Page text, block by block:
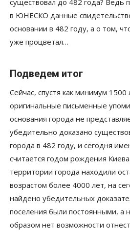
существовал до 482 года? Ведь
в ЮНЕСКО данные
основании в 482 году, а о том,
уже процветал…
Подведем итог
Сейчас, спустя как минимум 1500
оригинальные письменные
основания города не
убедительно доказано
города в 482 году, и сегодня
считается годом рождения
территории города находили
возрастом более 4000 лет, на
найдено убедительных
поселения были постоянными, а
образом нет возможности